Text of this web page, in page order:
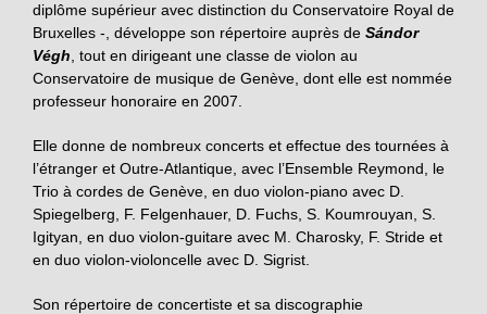
diplôme supérieur avec distinction du Conservatoire Royal de
Bruxelles -, développe son répertoire auprès de Sándor
Végh, tout en dirigeant une classe de violon au
Conservatoire de musique de Genève, dont elle est nommée
professeur honoraire en 2007.
Elle donne de nombreux concerts et effectue des tournées à
l’étranger et Outre-Atlantique, avec l’Ensemble Reymond, le
Trio à cordes de Genève, en duo violon-piano avec D.
Spiegelberg, F. Felgenhauer, D. Fuchs, S. Koumrouyan, S.
Igityan, en duo violon-guitare avec M. Charosky, F. Stride et
en duo violon-violoncelle avec D. Sigrist.
Son répertoire de concertiste et sa discographie